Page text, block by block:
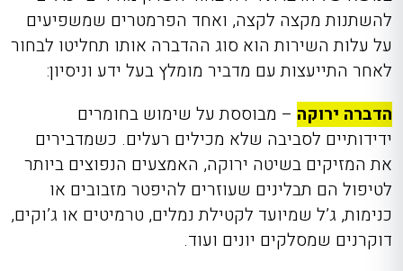
להשתנות מקצה לקצה, ואחד הפרמטרים שמשפיעים
על עלות השירות הוא סוג ההדברה אותו תחליטו לבחור
לאחר התייעצות עם מדביר מומלץ בעל ידע וניסיון:
הדברה ירוקה – מבוססת על שימוש בחומרים
ידידותיים לסביבה שלא מכילים רעלים. כשמדבירים
את המזיקים בשיטה ירוקה, האמצעים הנפוצים ביותר
לטיפול הם תבלינים שעוזרים להיפטר מזבובים או
כנימות, ג’ל שמיועד לקטילת נמלים, טרמיטים או ג’וקים,
דוקרנים שמסלקים יונים ועוד.